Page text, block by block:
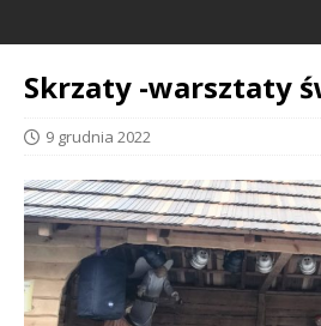
Skrzaty -warsztaty
9 grudnia 2022